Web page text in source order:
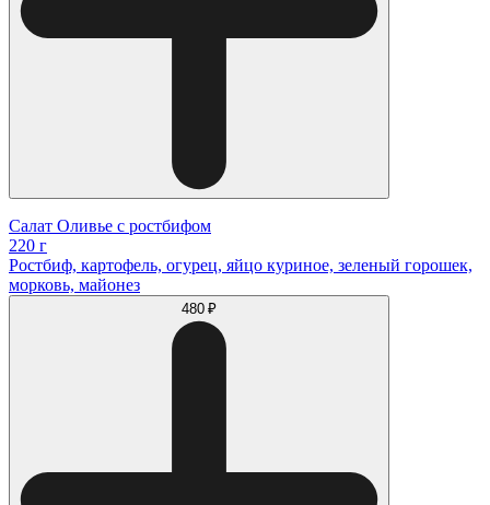
Салат Оливье с ростбифом
220 г
Ростбиф, картофель, огурец, яйцо куриное, зеленый горошек,
морковь, майонез
480 ₽